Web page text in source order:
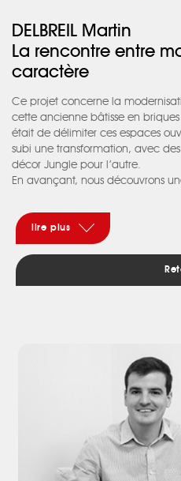
DELBREIL Martin
La rencontre entre
caractère
Ce projet concerne la
cette ancienne bâtisse en
était de délimiter ces espaces
subi une transformation, avec
décor Jungle pour l’autre.
En avançant, nous découvrons
cheminée existante. Dans ce
dissimule l’accès à la buanderie.
un jeu entre le noir et blanc avec
plafond a été créé pour intégrer
d’identifier les espaces. Lorsque
aspect détente est souligné avec
sélection de mobilier habille le
Le salon a été revu, nous avons
vertical qui vient sublimer la
continuité de la cheminée
rangements. Le sol a été carrelé
cm dans des tons beiges pour
lire plus